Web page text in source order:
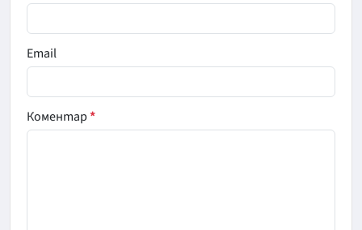
Email
Коментар*